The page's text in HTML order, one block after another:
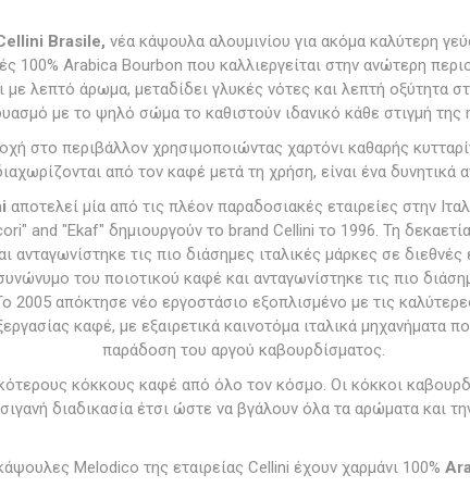
Brasile, νέα κάψουλα αλουμινίου για ακόμα καλύτερη
100% Arabica Bourbon που καλλιεργείται στην ανώτερη
με λεπτό άρωμα, μεταδίδει γλυκές νότες και λεπτή οξύτητα
με το ψηλό σώμα το καθιστούν ιδανικό κάθε στιγμή της
στο περιβάλλον χρησιμοποιώντας χαρτόνι καθαρής
από τον καφέ μετά τη χρήση, είναι ένα δυνητικά
αποτελεί μία από τις πλέον παραδοσιακές εταιρείες στην
and "Ekaf" δημιουργούν το brand Cellini το 1996. Τη
ανταγωνίστηκε τις πιο διάσημες ιταλικές μάρκες σε
του ποιοτικού καφέ και ανταγωνίστηκε τις πιο
2005 απόκτησε νέο εργοστάσιο εξοπλισμένο με τις
καφέ, με εξαιρετικά καινοτόμα ιταλικά μηχανήματα
παράδοση του αργού καβουρδίσματος.
κόκκους καφέ από όλο τον κόσμο. Οι κόκκοι
διαδικασία έτσι ώστε να βγάλουν όλα τα αρώματα και
Melodico της εταιρείας Cellini έχουν χαρμάνι 100%